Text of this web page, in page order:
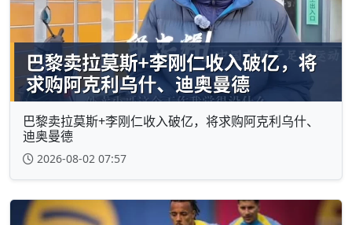
巴黎卖拉莫斯+李刚仁收入破亿，将求购阿克利乌什、
迪奥曼德
2026-08-02 07:57